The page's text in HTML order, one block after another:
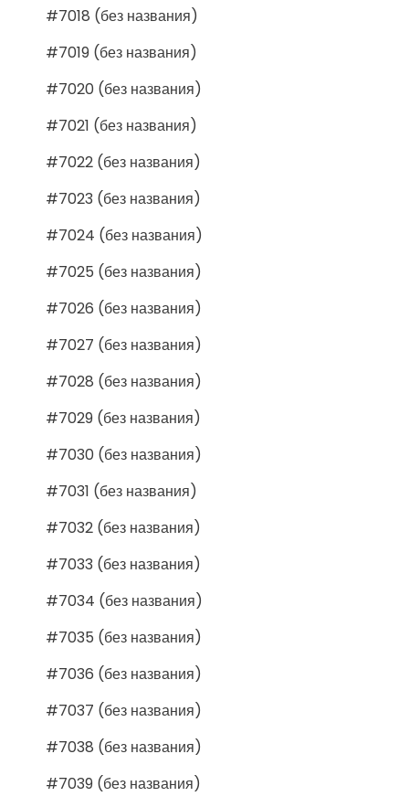
#7018 (без названия)
#7019 (без названия)
#7020 (без названия)
#7021 (без названия)
#7022 (без названия)
#7023 (без названия)
#7024 (без названия)
#7025 (без названия)
#7026 (без названия)
#7027 (без названия)
#7028 (без названия)
#7029 (без названия)
#7030 (без названия)
#7031 (без названия)
#7032 (без названия)
#7033 (без названия)
#7034 (без названия)
#7035 (без названия)
#7036 (без названия)
#7037 (без названия)
#7038 (без названия)
#7039 (без названия)